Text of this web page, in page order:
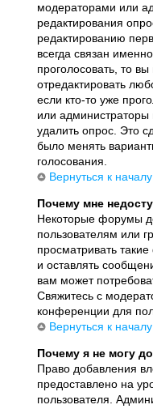
модераторами или
редактирования
редактированию
всегда связан
проголосовать, то
отредактировать
если кто-то уже
или администраторы
удалить опрос. Это
было менять
голосования.
Вернуться к началу
Почему мне
Некоторые форумы
пользователям или
просматривать
и оставлять
вам может
Свяжитесь с
конференции для
Вернуться к началу
Почему я не могу
Право добавления
предоставлено на
пользователя.